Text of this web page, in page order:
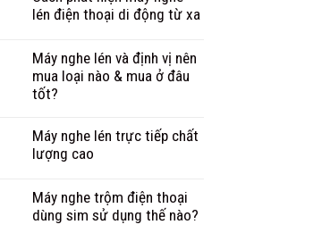
lén điện thoại di động từ xa
Máy nghe lén và định vị nên
mua loại nào & mua ở đâu
tốt?
Máy nghe lén trực tiếp chất
lượng cao
Máy nghe trộm điện thoại
dùng sim sử dụng thế nào?